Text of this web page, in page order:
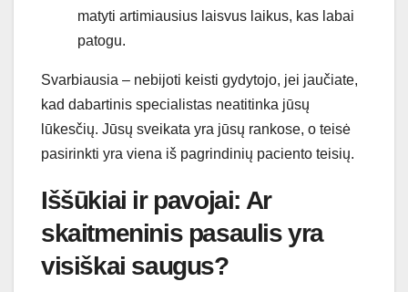
matyti artimiausius laisvus laikus, kas labai
patogu.
Svarbiausia – nebijoti keisti gydytojo, jei jaučiate,
kad dabartinis specialistas neatitinka jūsų
lūkesčių. Jūsų sveikata yra jūsų rankose, o teisė
pasirinkti yra viena iš pagrindinių paciento teisių.
Iššūkiai ir pavojai: Ar
skaitmeninis pasaulis yra
visiškai saugus?